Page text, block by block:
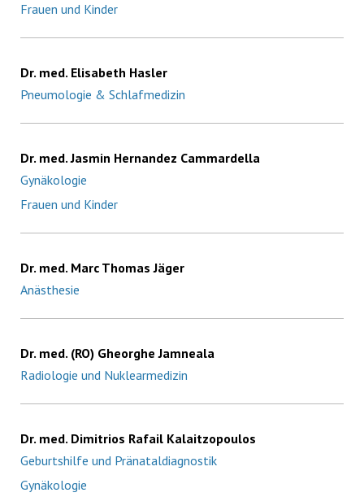
Frauen und Kinder
Dr. med. Elisabeth Hasler
Pneumologie & Schlafmedizin
Dr. med. Jasmin Hernandez Cammardella
Gynäkologie
Frauen und Kinder
Dr. med. Marc Thomas Jäger
Anästhesie
Dr. med. (RO) Gheorghe Jamneala
Radiologie und Nuklearmedizin
Dr. med. Dimitrios Rafail Kalaitzopoulos
Geburtshilfe und Pränataldiagnostik
Gynäkologie